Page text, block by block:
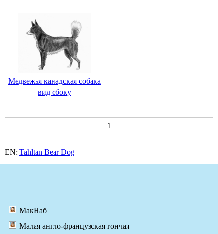
Медвежья канадская собака
вид сбоку
1
EN: Tahltan Bear Dog
МакНаб
Малая англо-французская гончая